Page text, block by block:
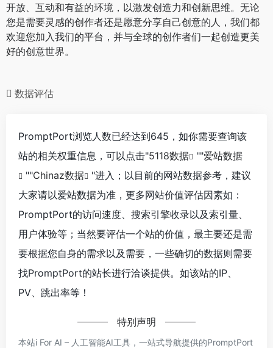
开放、互动和有益的环境，以激发创造力和创新思维。无论
您是需要灵感的创作者还是愿意分享自己创意的人，我们都
欢迎您加入我们的平台，并与全球的创作者们一起创造更美
好的创意世界。
数据评估
PromptPort浏览人数已经达到645，如你需要查询该
站的相关权重信息，可以点击"5118数据 ""爱站数据
""Chinaz数据
"进入；以目前的网站数据参考，建议
大家请以爱站数据为准，更多网站价值评估因素如：
PromptPort的访问速度、搜索引擎收录以及索引量、
用户体验等；当然要评估一个站的价值，最主要还是需
要根据您自身的需求以及需要，一些确切的数据则需要
找PromptPort的站长进行洽谈提供。如该站的IP、
PV、跳出率等！
特别声明
本站i For AI – 人工智能AI工具，一站式导航提供的PromptPort